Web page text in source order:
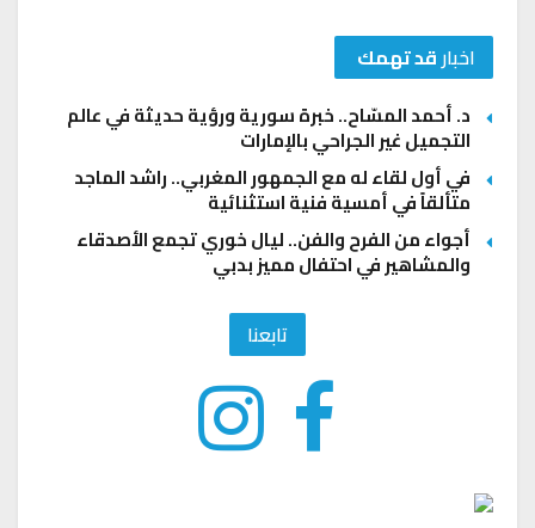
اخبارقد تهمك
د. أحمد المسّاح.. خبرة سورية ورؤية حديثة في عالم
التجميل غير الجراحي بالإمارات
في أول لقاء له مع الجمهور المغربي.. راشد الماجد
متألقاً في أمسية فنية استثنائية
أجواء من الفرح والفن.. ليال خوري تجمع الأصدقاء
والمشاهير في احتفال مميز بدبي
تابعنا